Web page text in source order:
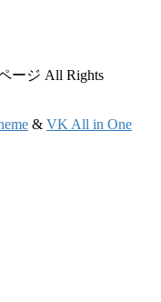
ージ All Rights
& VK All in One